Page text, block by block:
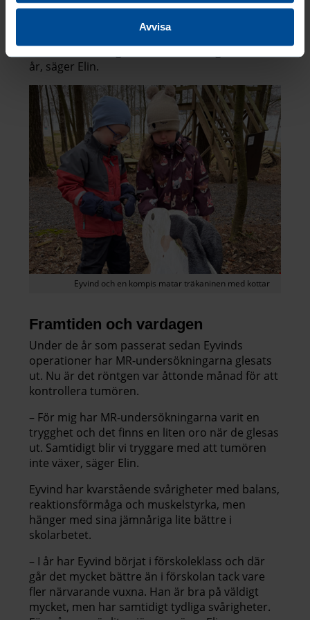
Avvisa
negativt.
andra behandlingar och nu har det gått över tre
år, säger Elin.
Eyvind och en kompis matar träkaninen med kottar
Framtiden och vardagen
Under de år som passerat sedan Eyvinds
operationer har MR-undersökningarna glesats
ut. Nu är det röntgen var åttonde månad för att
kontrollera tumören.
– För mig har MR-undersökningarna varit en
trygghet och det finns en liten oro när de glesas
ut. Samtidigt blir vi tryggare med att tumören
inte växer, säger Elin.
Eyvind har kvarstående svårigheter med balans,
reaktionsförmåga och muskelstyrka, men
hänger med sina jämnåriga lite bättre i
skolarbetet.
– I år har Eyvind börjat i förskoleklass och där
går det mycket bättre än i förskolan tack vare
fler närvarande vuxna. Han är bra på väldigt
mycket, men har samtidigt tydliga svårigheter.